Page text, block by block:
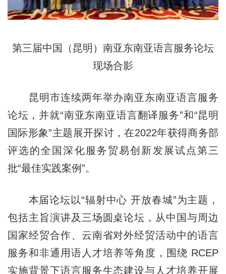
第三届中国（昆明）南亚东南亚语言服务论坛
现场合影
昆明市连续两年举办南亚东南亚语言服务
论坛，并就“南亚东南亚语言翻译服务”和“昆明
国际形象”主题展开探讨，在2022年获得商务部
评选的全国深化服务贸易创新发展试点第三
批“最佳实践案例”。
本届论坛以“辐射中心 开放春城”为主题，
包括主旨演讲及三场圆桌论坛，从中国与周边
国家经贸合作、云南省对外经贸活动中的语言
服务和非通用语人才培养等角度，围绕 RCEP
实施背景下语言服务生态建设与人才培养开展